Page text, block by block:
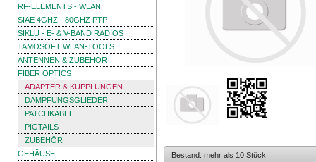
RF-ELEMENTS - WLAN
SIAE 4GHZ - 80GHZ PTP
SIKLU - E- & V-BAND RADIOS
TAMOSOFT WLAN-TOOLS
ANTENNEN & ZUBEHÖR
FIBER OPTICS
ADAPTER & KUPPLUNGEN
DÄMPFUNGSGLIEDER
PATCHKABEL
PIGTAILS
ZUBEHÖR
GEHÄUSE
Bestand: mehr als 10 Stück